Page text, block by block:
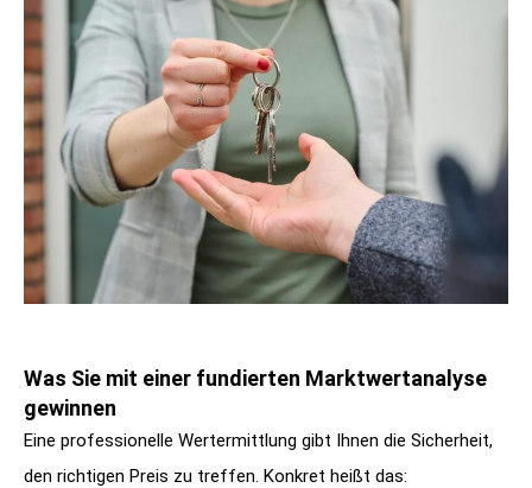
Was Sie mit einer fundierten Marktwertanalyse
gewinnen
Eine professionelle Wertermittlung gibt Ihnen die Sicherheit,
den richtigen Preis zu treffen. Konkret heißt das: